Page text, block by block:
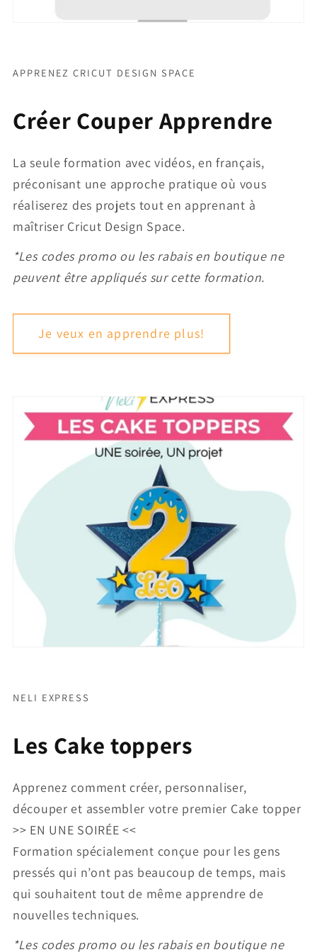
APPRENEZ CRICUT DESIGN SPACE
Créer Couper Apprendre
La seule formation avec vidéos, en français,
préconisant une approche pratique où vous
réaliserez des projets tout en apprenant à
maîtriser Cricut Design Space.
*Les codes promo ou les rabais en boutique ne
peuvent être appliqués sur cette formation.
Je veux en apprendre plus!
NELI EXPRESS
Les Cake toppers
Apprenez comment créer, personnaliser,
découper et assembler votre premier Cake topper
>> EN UNE SOIRÉE <<
Formation spécialement conçue pour les gens
pressés qui n’ont pas beaucoup de temps, mais
qui souhaitent tout de même apprendre de
nouvelles techniques.
*Les codes promo ou les rabais en boutique ne